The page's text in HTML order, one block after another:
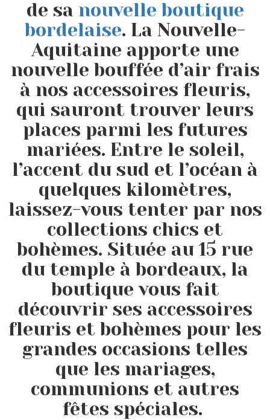
de sa nouvelle boutique
bordelaise. La Nouvelle-
Aquitaine apporte une
nouvelle bouffée d’air frais
à nos accessoires fleuris,
qui sauront trouver leurs
places parmi les futures
mariées. Entre le soleil,
l’accent du sud et l’océan à
quelques kilomètres,
laissez-vous tenter par nos
collections chics et
bohèmes. Située au 15 rue
du temple à bordeaux, la
boutique vous fait
découvrir ses accessoires
fleuris et bohèmes pour les
grandes occasions telles
que les mariages,
communions et autres
fêtes spéciales.